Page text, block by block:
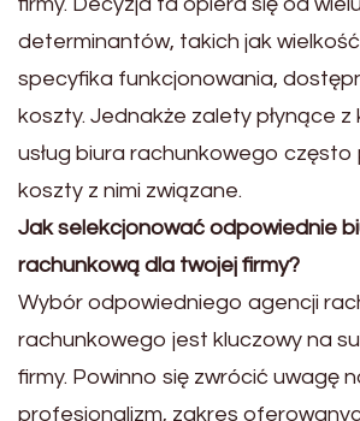
determinantów, takich jak wielkość
specyfika funkcjonowania,
koszty. Jednakże zalety płynące
usług biura rachunkowego często
koszty z nimi związane.
Jak selekcjonować odpowiednie
rachunkową dla twojej firmy?
Wybór odpowiedniego agencji
rachunkowego jest kluczowy na
firmy. Powinno się zwrócić uwagę
profesjonalizm, zakres